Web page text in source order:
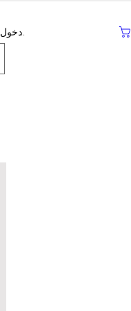
تسجيل دخول